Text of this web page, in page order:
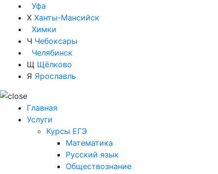
Уфа
Х Ханты-Мансийск
Химки
Ч Чебоксары
Челябинск
Щ Щёлково
Я Ярославль
Главная
Услуги
Курсы ЕГЭ
Математика
Русский язык
Обществознание